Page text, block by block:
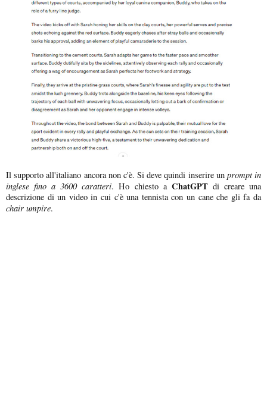
Il supporto all'italiano ancora non c'è. Si deve quindi inserire un prompt in
inglese fino a 3600 caratteri. Ho chiesto a ChatGPTdi creare una
descrizione di un video in cui c'è una tennista con un cane che gli fa da
chair umpire.